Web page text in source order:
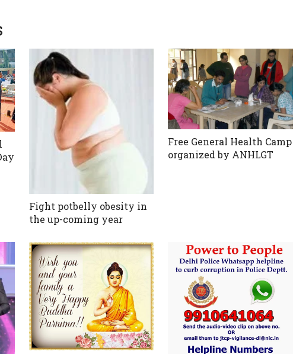
Fight potbelly obesity in
the up-coming year
Free General Health Camp
organized by ANHLGT